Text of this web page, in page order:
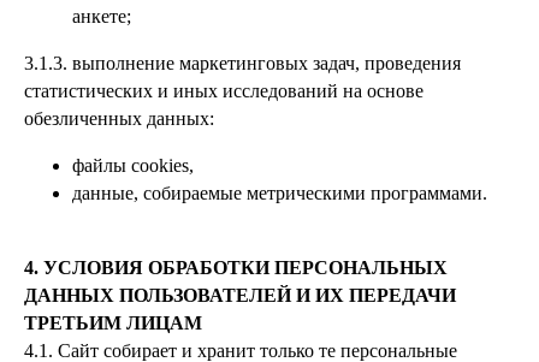
анкете;
3.1.3. выполнение маркетинговых задач, проведения
статистических и иных исследований на основе
обезличенных данных:
файлы cookies,
данные, собираемые метрическими программами.
4. УСЛОВИЯ ОБРАБОТКИ ПЕРСОНАЛЬНЫХ
ДАННЫХ ПОЛЬЗОВАТЕЛЕЙ И ИХ ПЕРЕДАЧИ
ТРЕТЬИМ ЛИЦАМ
4.1. Сайт собирает и хранит только те персональные